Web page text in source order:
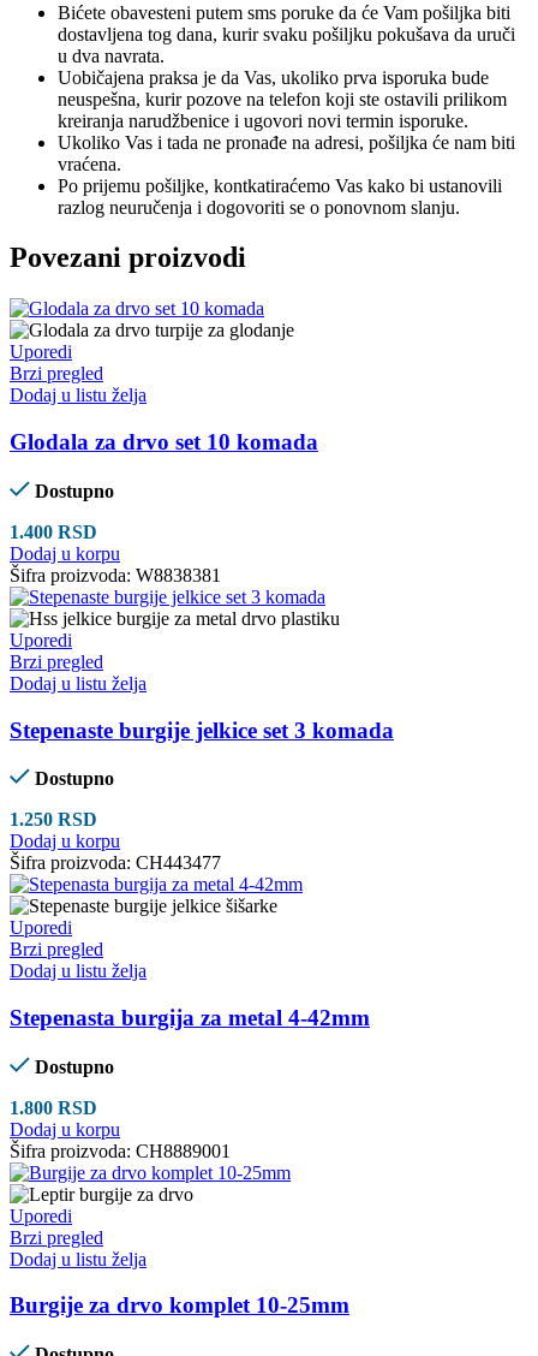
Bićete obavesteni putem sms poruke da će Vam pošiljka biti
dostavljena tog dana, kurir svaku pošiljku pokušava da uruči
u dva navrata.
Uobičajena praksa je da Vas, ukoliko prva isporuka bude
neuspešna, kurir pozove na telefon koji ste ostavili prilikom
kreiranja narudžbenice i ugovori novi termin isporuke.
Ukoliko Vas i tada ne pronađe na adresi, pošiljka će nam biti
vraćena.
Po prijemu pošiljke, kontkatiraćemo Vas kako bi ustanovili
razlog neuručenja i dogovoriti se o ponovnom slanju.
Povezani proizvodi
Uporedi
Brzi pregled
Dodaj u listu želja
Glodala za drvo set 10 komada
Dostupno
1.400 RSD
Dodaj u korpu
Šifra proizvoda: W8838381
Uporedi
Brzi pregled
Dodaj u listu želja
Stepenaste burgije jelkice set 3 komada
Dostupno
1.250 RSD
Dodaj u korpu
Šifra proizvoda: CH443477
Uporedi
Brzi pregled
Dodaj u listu želja
Stepenasta burgija za metal 4-42mm
Dostupno
1.800 RSD
Dodaj u korpu
Šifra proizvoda: CH8889001
Uporedi
Brzi pregled
Dodaj u listu želja
Burgije za drvo komplet 10-25mm